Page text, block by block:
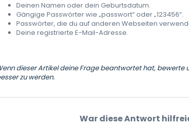
Deinen Namen oder dein Geburtsdatum.
Gängige Passwörter wie „passwort“ oder „123456“.
Passwörter, die du auf anderen Webseiten
Deine registrierte E-Mail-Adresse.
dieser Artikel deine Frage beantwortet hat, bewerte
zu werden.
War diese Antwort